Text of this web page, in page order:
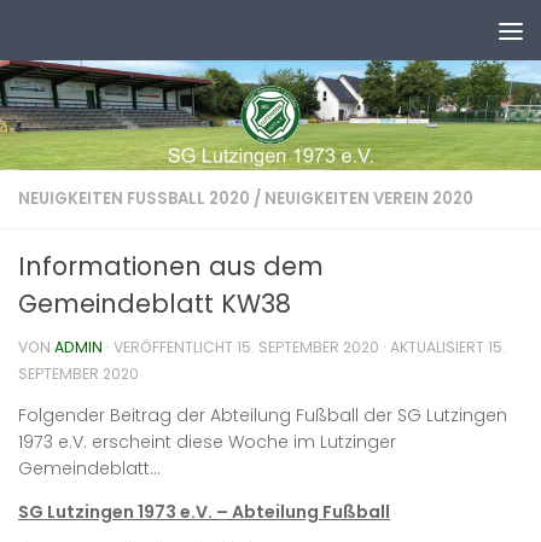
NEUIGKEITEN FUSSBALL 2020 / NEUIGKEITEN VEREIN 2020
Informationen aus dem
Gemeindeblatt KW38
VON ADMIN · VERÖFFENTLICHT15. SEPTEMBER 2020 · AKTUALISIERT15.
SEPTEMBER 2020
Folgender Beitrag der Abteilung Fußball der SG Lutzingen
1973 e.V. erscheint diese Woche im Lutzinger
Gemeindeblatt…
SG Lutzingen 1973 e.V. – Abteilung Fußball